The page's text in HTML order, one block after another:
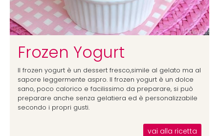
Frozen Yogurt
Il frozen yogurt è un dessert fresco,simile al gelato ma al
sapore leggermente aspro. Il frozen yogurt è un dolce
sano, poco calorico e facilissimo da preparare, si può
preparare anche senza gelatiera ed è personalizzabile
secondo i propri gusti.
vai alla ricetta